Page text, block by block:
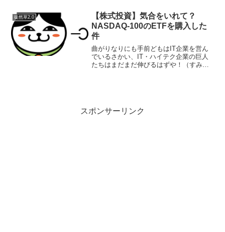
なってしまった。未来に飛ばされるの
ね。異端解放戦線体調シュミ...
徒然草2.0
【株式投資】気合をいれて？
NASDAQ-100のETFを購入した
件
曲がりなりにも手前どもはIT企業を営ん
でいるさかい、IT・ハイテク企業の巨人
たちはまだまだ伸びるはずや！（すみま
スポンサーリンク